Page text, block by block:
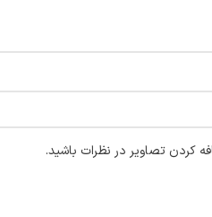
کردن تصاویر در نظرات باشید.